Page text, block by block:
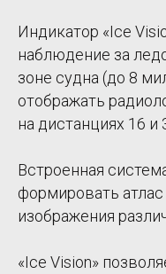
Индикатор «Ice
наблюдение за
зоне судна (до 8
отображать
на дистанциях 16 и
Встроенная
формировать
изображения
«Ice Vision»